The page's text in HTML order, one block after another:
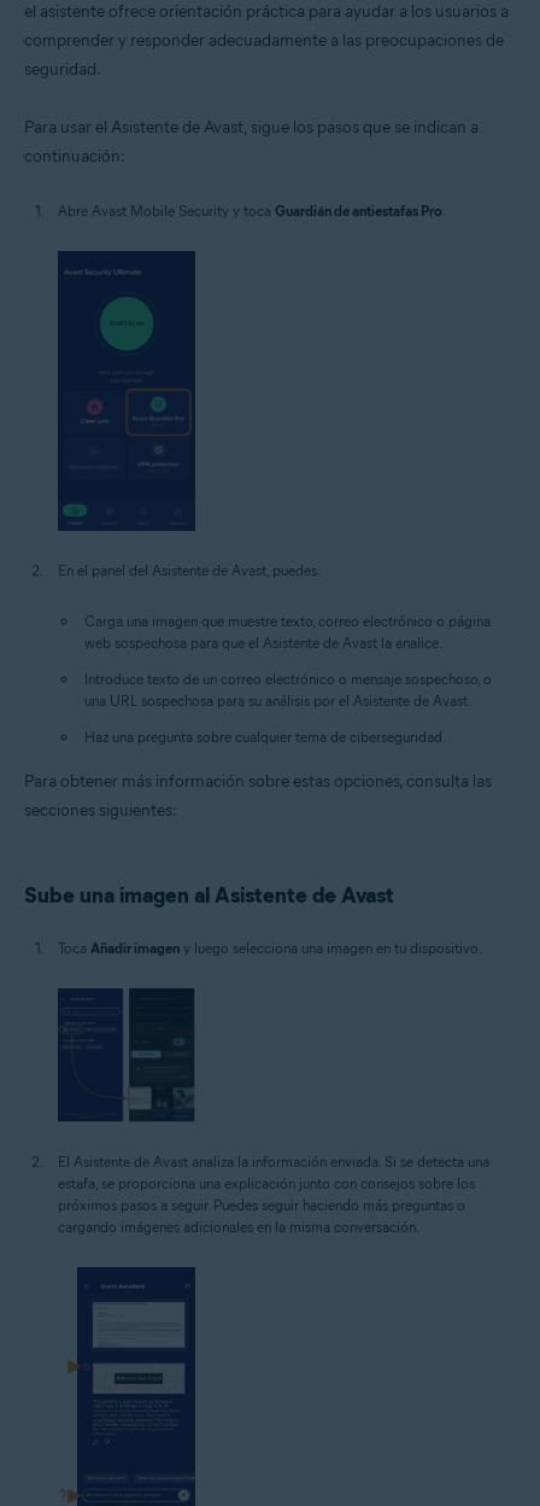
el asistente ofrece orientación práctica para ayudar a los usuarios a
comprender y responder adecuadamente a las preocupaciones de
seguridad.
Para usar el Asistente de Avast, sigue los pasos que se indican a
continuación:
Abre Avast Mobile Security y toca Guardián de antiestafas Pro.
En el panel del Asistente de Avast, puedes:
Carga una imagen que muestre texto, correo electrónico o página
web sospechosa para que el Asistente de Avast la analice.
Introduce texto de un correo electrónico o mensaje sospechoso, o
una URL sospechosa para su análisis por el Asistente de Avast.
Haz una pregunta sobre cualquier tema de ciberseguridad.
Para obtener más información sobre estas opciones, consulta las
secciones siguientes:
Sube una imagen al Asistente de Avast
Toca Añadir imagen y luego selecciona una imagen en tu dispositivo.
El Asistente de Avast analiza la información enviada. Si se detecta una
estafa, se proporciona una explicación junto con consejos sobre los
próximos pasos a seguir. Puedes seguir haciendo más preguntas o
cargando imágenes adicionales en la misma conversación.